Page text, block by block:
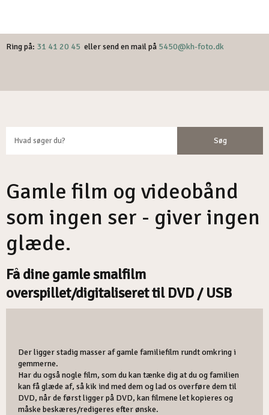
​Ring på: 31 41 20 45 eller send en mail på 5450@kh-foto.dk
Gamle film og videobånd
som ingen ser - giver ingen
glæde.
​Få dine gamle smalfilm
overspillet/digitaliseret til DVD / USB
Der ligger stadig masser af gamle familiefilm rundt omkring i
gemmerne.
Har du også nogle film, som du kan tænke dig at du og familien
kan få glæde af, så kik ind med dem og lad os overføre dem til
DVD, når de først ligger på DVD, kan filmene let kopieres og
måske beskæres/redigeres efter ønske.